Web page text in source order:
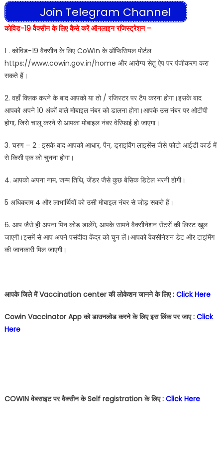
Join Telegram Channel
कोविड-19 वैक्सीन के लिए कैसे करें ऑनलाइन रजिस्ट्रेशन –
1 . कोविड-19 वैक्सीन के लिए CoWin के ऑफिसियल पोर्टल
https://www.cowin.gov.in/home और आरोग्य सेतु ऐप पर पंजीकरण करा
सकते हैं।
2. वहाँ क्लिक करने के बाद आपको या तो / रजिस्टर पर टैप करना होगा।इसके बाद
आपको अपने 10 अंकों वाले मोबाइल नंबर को डालना होगा।आपके उस नंबर पर ओटीपी
होगा, जिसे चालू करने से आपका मोबाइल नंबर वेरिफाई हो जाएगा।
3. चरण – 2 : इसके बाद आपको आधार, पैन, ड्राइविंग लाइसेंस जैसे फोटो आईडी कार्ड में
से किसी एक को चुनना होगा।
4. आपको अपना नाम, जन्म तिथि, जेंडर जैसे कुछ बेसिक डिटेल भरनी होगी।
5 अधिकतम 4 और लाभार्थियों को उसी मोबाइल नंबर से जोड़ सकते हैं।
6. आप जैसे ही अपना पिन कोड डालेंगे, आपके सामने वैक्सीनेशन सेंटरों की लिस्ट खुल
जाएगी।इसमें से आप अपने पसंदीदा केंद्र को चुन लें।आपको वैक्सीनेशन डेट और टाइमिंग
की जानकारी मिल जाएगी।
आपके जिले में Vaccination center की लोकेशन जानने के लिए : Click Here
Cowin Vaccinator App को डाउनलोड करने के लिए इस लिंक पर जाए : Click
Here
COWIN वेबसाइट पर वैक्सीन के Self registration के लिए : Click Here